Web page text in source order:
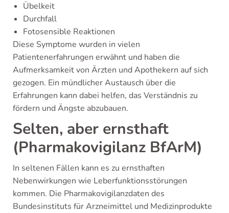
Übelkeit
Durchfall
Fotosensible Reaktionen
Diese Symptome wurden in vielen
Patientenerfahrungen erwähnt und haben die
Aufmerksamkeit von Ärzten und Apothekern auf sich
gezogen. Ein mündlicher Austausch über die
Erfahrungen kann dabei helfen, das Verständnis zu
fördern und Ängste abzubauen.
Selten, aber ernsthaft
(Pharmakovigilanz BfArM)
In seltenen Fällen kann es zu ernsthaften
Nebenwirkungen wie Leberfunktionsstörungen
kommen. Die Pharmakovigilanzdaten des
Bundesinstituts für Arzneimittel und Medizinprodukte